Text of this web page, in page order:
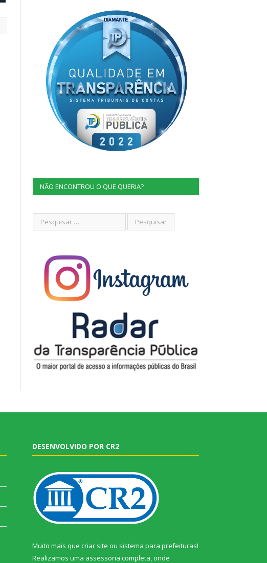
NÃO ENCONTROU O QUE QUERIA?
DESENVOLVIDO POR CR2
Muito mais que criar site ou sistema para prefeituras!
Realizamos uma assessoria completa, onde